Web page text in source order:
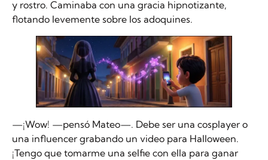
y rostro. Caminaba con una gracia hipnotizante,
flotando levemente sobre los adoquines.
—¡Wow! —pensó Mateo—. Debe ser una cosplayer o
una influencer grabando un video para Halloween.
¡Tengo que tomarme una selfie con ella para ganar